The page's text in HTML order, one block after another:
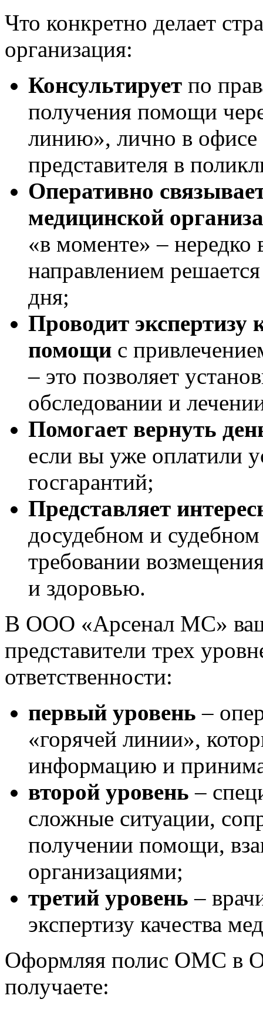
Что конкретно делает
организация:
Консультирует по
получения помощи
линию», лично в офисе
представителя в
Оперативно
медицинской
«в моменте» – нередко
направлением
дня;
Проводит экспертизу
помощи с
– это позволяет
обследовании и
Помогает вернуть
если вы уже оплатили
госгарантий;
Представляет
досудебном и
требовании
и здоровью.
В ООО «Арсенал МС»
представители трех
ответственности:
первый уровень –
«горячей линии»,
информацию и
второй уровень –
сложные ситуации,
получении помощи,
организациями;
третий уровень–
экспертизу качества
Оформляя полис ОМС в
получаете: